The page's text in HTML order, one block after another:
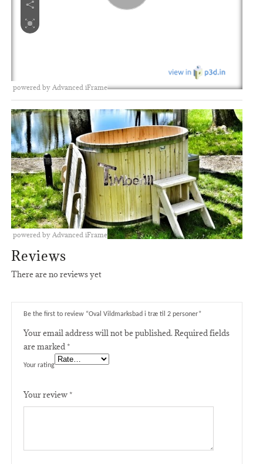
powered by Advanced iFrame
powered by Advanced iFrame
Reviews
There are no reviews yet
Be the first to review “Oval Vildmarksbad i træ til 2 personer”
Your email address will not be published. Required fields
are marked*
Your rating
Your review*